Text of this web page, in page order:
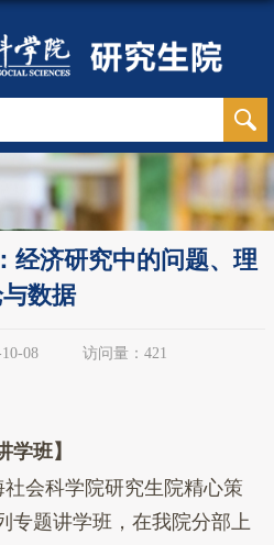
经济研究中的问题、理
数据
08 访问量： 421
学班】
社会科学院研究生院精心策
专题讲学班 ， 在我院分部上